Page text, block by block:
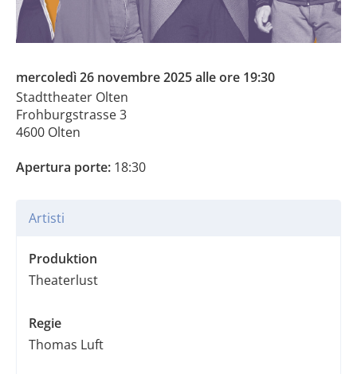
mercoledì 26 novembre 2025 alle ore 19:30
Stadttheater Olten
Frohburgstrasse 3
4600 Olten
Apertura porte: 18:30
Artisti
Produktion
Theaterlust
Regie
Thomas Luft